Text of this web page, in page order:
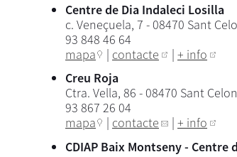
Centre de Dia Indaleci Losilla
c. Veneçuela, 7 - 08470 Sant
93 848 46 64
mapa
| contacte | + info
Creu Roja
Ctra. Vella, 86 - 08470 Sant
93 867 26 04
mapa
| contacte | + info
CDIAP Baix Montseny - Centre